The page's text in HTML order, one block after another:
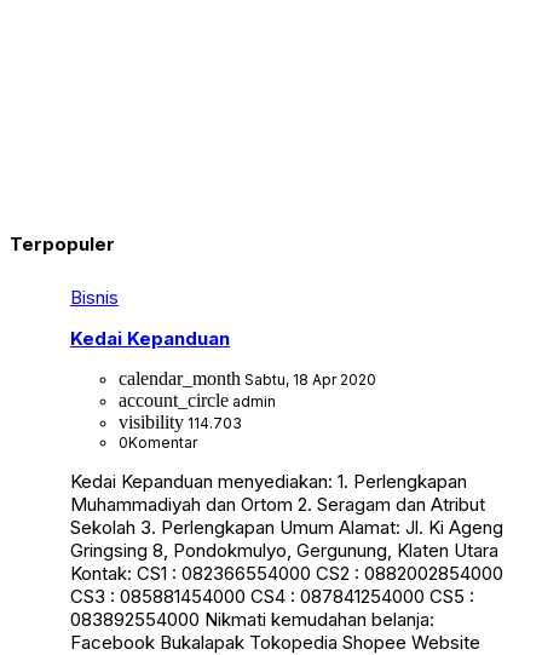
Terpopuler
Bisnis
Kedai Kepanduan
calendar_month Sabtu, 18 Apr 2020
account_circle admin
visibility 114.703
0Komentar
Kedai Kepanduan menyediakan: 1. Perlengkapan
Muhammadiyah dan Ortom 2. Seragam dan Atribut
Sekolah 3. Perlengkapan Umum Alamat: Jl. Ki Ageng
Gringsing 8, Pondokmulyo, Gergunung, Klaten Utara
Kontak: CS1 : 082366554000 CS2 : 0882002854000
CS3 : 085881454000 CS4 : 087841254000 CS5 :
083892554000 Nikmati kemudahan belanja:
Facebook Bukalapak Tokopedia Shopee Website